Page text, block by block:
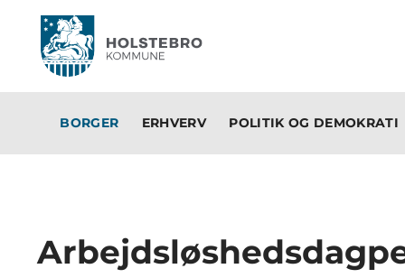
BORGER ERHVERV POLITIK OG DEMOKRATI